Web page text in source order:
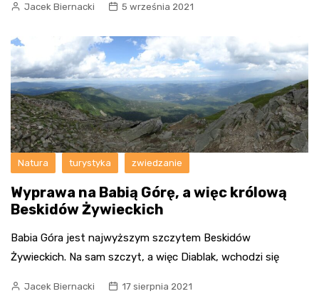
Jacek Biernacki 5 września 2021
Natura turystyka zwiedzanie
Wyprawa na Babią Górę, a więc królową
Beskidów Żywieckich
Babia Góra jest najwyższym szczytem Beskidów
Żywieckich. Na sam szczyt, a więc Diablak, wchodzi się
Jacek Biernacki 17 sierpnia 2021